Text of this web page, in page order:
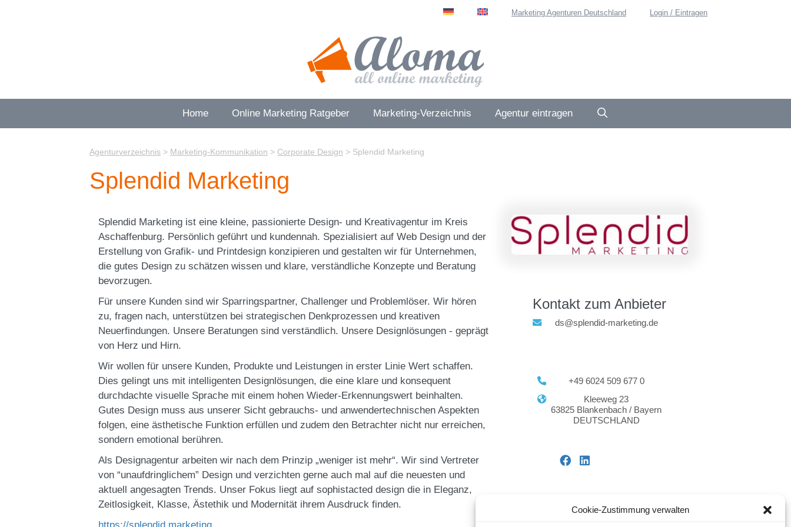
Cookie-Zustimmung verwalten
Marketing Agenturen Deutschland Login / Eintragen
Home Online Marketing Ratgeber Marketing-Verzeichnis Agentur eintragen
Agenturverzeichnis > Marketing-Kommunikation > Corporate Design > Splendid Marketing
Splendid Marketing
Splendid Marketing ist eine kleine, passionierte Design- und Kreativagentur im Kreis
Aschaffenburg. Persönlich geführt und kundennah. Spezialisiert auf Web Design und der
Erstellung von Grafik- und Printdesign konzipieren und gestalten wir für Unternehmen,
die gutes Design zu schätzen wissen und klare, verständliche Konzepte und Beratung
bevorzugen.
Für unsere Kunden sind wir Sparringspartner, Challenger und Problemlöser. Wir hören
zu, fragen nach, unterstützen bei strategischen Denkprozessen und kreativen
Neuerfindungen. Unsere Beratungen sind verständlich. Unsere Designlösungen - geprägt
von Herz und Hirn.
Wir wollen für unsere Kunden, Produkte und Leistungen in erster Linie Wert schaffen.
Dies gelingt uns mit intelligenten Designlösungen, die eine klare und konsequent
durchdachte visuelle Sprache mit einem hohen Wieder-Erkennungswert beinhalten.
Gutes Design muss aus unserer Sicht gebrauchs- und anwendertechnischen Aspekten
folgen, eine ästhetische Funktion erfüllen und zudem den Betrachter nicht nur erreichen,
sondern emotional berühren.
Als Designagentur arbeiten wir nach dem Prinzip „weniger ist mehr“. Wir sind Vertreter
von “unaufdringlichem” Design und verzichten gerne auch mal auf die neuesten und
aktuell angesagten Trends. Unser Fokus liegt auf sophistacted design die in Eleganz,
Zeitlosigkeit, Klasse, Ästethik und Modernität ihrem Ausdruck finden.
Kontakt zum Anbieter
ds@splendid-marketing.de
+49 6024 509 677 0
Kleeweg 23
63825 Blankenbach / Bayern
DEUTSCHLAND